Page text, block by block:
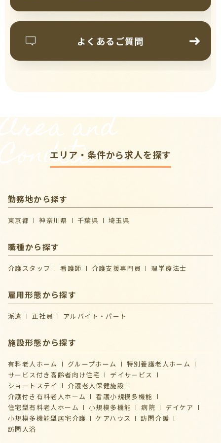
よくあるご質問
Area and
Conditions
エリア・条件から求人を探す
勤務地から探す
東京都 神奈川県 千葉県 埼玉県
職種から探す
介護スタッフ 看護師 介護支援専門員 理学療法士
雇用形態から探す
派遣 正社員 アルバイト・パート
施設形態から探す
有料老人ホーム グループホーム
特別養護老人ホーム
サービス付き高齢者向け住宅
デイサービス
ショートステイ
介護⽼⼈保健施設
介護付き有料老人ホーム
看護小規模多機能
住宅型有料老人ホーム
小規模多機能 病院
デイケア
⼩規模多機能型居宅介護
ケアハウス
訪問介護
訪問入浴